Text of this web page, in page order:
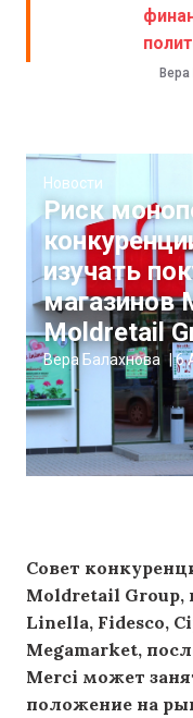
Вера
Новости
Риск
изучать
магазинов
Moldretail
Вера Балахнова | 6
Совет
Moldretail Group,
Linella, Fidesco,
Megamarket,
Merci может
положение на